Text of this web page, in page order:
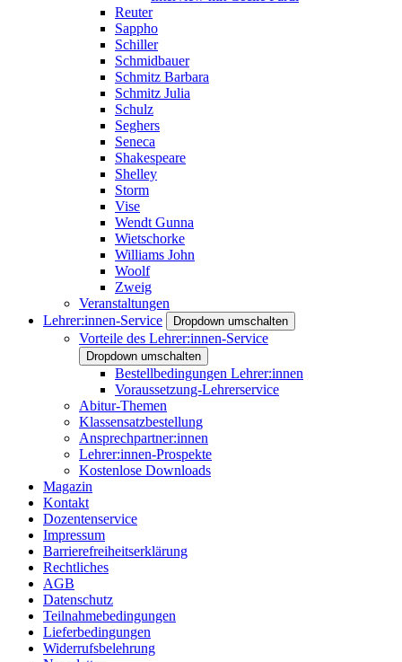
Reuter
Sappho
Schiller
Schmidbauer
Schmitz Barbara
Schmitz Julia
Schulz
Seghers
Seneca
Shakespeare
Shelley
Storm
Vise
Wendt Gunna
Wietschorke
Williams John
Woolf
Zweig
Veranstaltungen
Lehrer:innen-Service
Dropdown umschalten
Vorteile des Lehrer:innen-Service
Dropdown umschalten
Bestellbedingungen Lehrer:innen
Voraussetzung-Lehrerservice
Abitur-Themen
Klassensatzbestellung
Ansprechpartner:innen
Lehrer:innen-Prospekte
Kostenlose Downloads
Magazin
Kontakt
Dozentenservice
Impressum
Barrierefreiheitserklärung
Rechtliches
AGB
Datenschutz
Teilnahmebedingungen
Lieferbedingungen
Widerrufsbelehrung